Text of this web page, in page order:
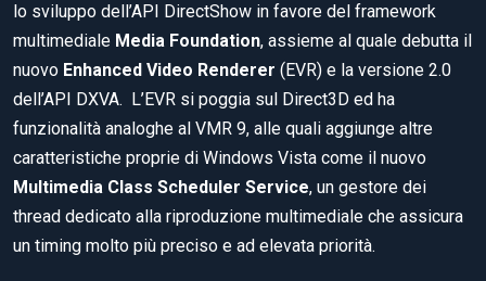
lo sviluppo dell’API DirectShow in favore del framework
multimediale Media Foundation, assieme al quale debutta il
nuovo Enhanced Video Renderer (EVR) e la versione 2.0
dell’API DXVA. L’EVR si poggia sul Direct3D ed ha
funzionalità analoghe al VMR 9, alle quali aggiunge altre
caratteristiche proprie di Windows Vista come il nuovo
Multimedia Class Scheduler Service, un gestore dei
thread dedicato alla riproduzione multimediale che assicura
un timing molto più preciso e ad elevata priorità.